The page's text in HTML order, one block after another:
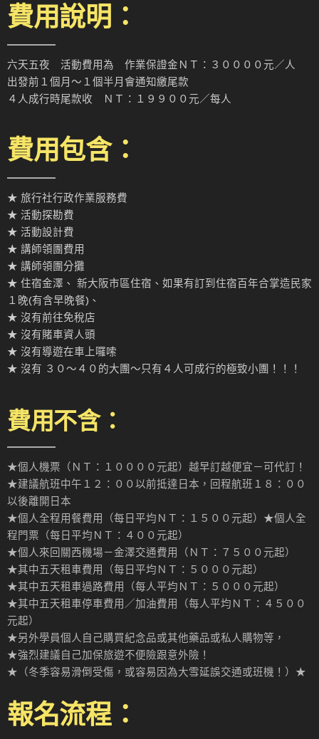
費用說明：
六天五夜 活動費用為 作業保證金ＮＴ：３００００元／人
出發前１個月～１個半月會通知繳尾款
４人成行時尾款收 ＮＴ：１９９００元／每人
費用包含：
★ 旅行社行政作業服務費
★ 活動探勘費
★ 活動設計費
★ 講師領團費用
★ 講師領團分攤
★ 住宿金澤、 新大阪市區住宿、如果有訂到住宿百年合掌造民家
１晚(有含早晚餐)、
★ 沒有前往免稅店
★ 沒有賭車資人頭
★ 沒有導遊在車上囉嗦
★ 沒有 ３０～４０的大團～只有４人可成行的極致小團！！！
費用不含：
★個人機票（ＮＴ：１００００元起）越早訂越便宜－可代訂！
★建議航班中午１２：００以前抵達日本，回程航班１８：００
以後離開日本
★個人全程用餐費用（每日平均ＮＴ：１５００元起）★個人全
程門票（每日平均ＮＴ：４００元起）
★個人來回關西機場－金澤交通費用（ＮＴ：７５００元起）
★其中五天租車費用（每日平均ＮＴ：５０００元起）
★其中五天租車過路費用（每人平均ＮＴ：５０００元起）
★其中五天租車停車費用／加油費用（每人平均ＮＴ：４５００
元起）
★另外學員個人自己購買紀念品或其他藥品或私人購物等，
★強烈建議自己加保旅遊不便險跟意外險！
★（冬季容易滑倒受傷，或容易因為大雪延誤交通或班機！）★
報名流程：